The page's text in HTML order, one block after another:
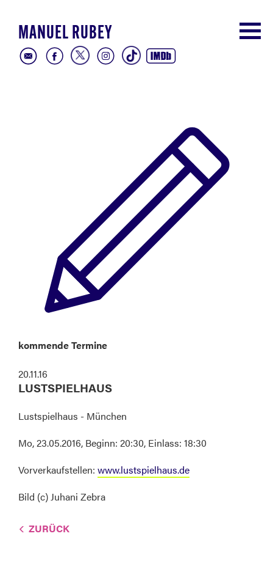
MANUEL RUBEY
kommende Termine
20.11.16
LUSTSPIELHAUS
Lustspielhaus - München
Mo, 23.05.2016, Beginn: 20:30, Einlass: 18:30
Vorverkaufstellen: www.lustspielhaus.de
Bild (c) Juhani Zebra
ZURÜCK